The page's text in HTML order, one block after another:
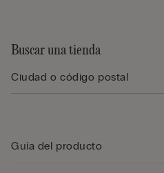
Buscar una tienda
Guía del producto